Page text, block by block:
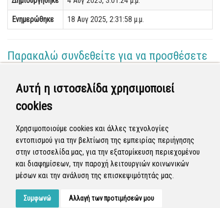
Αυτή η ιστοσελίδα χρησιμοποιεί
cookies
Χρησιμοποιούμε cookies και άλλες τεχνολογίες
εντοπισμού για την βελτίωση της εμπειρίας περιήγησης
στην ιστοσελίδα μας, για την εξατομίκευση περιεχομένου
και διαφημίσεων, την παροχή λειτουργιών κοινωνικών
μέσων και την ανάλυση της επισκεψιμότητάς μας.
Συμφωνώ Αλλαγή των προτιμήσεών μου
Ενημερώθηκε 18 Αυγ 2025, 2:31:58 μ.μ.
Παρακαλώ συνδεθείτε για να προσθέσετε
(Επόπτης)
15 Αυγ 2025 - 14:45
Ολοκληρώθηκε η διεκπεραίωση της αναφοράς από
τον Δήμο.